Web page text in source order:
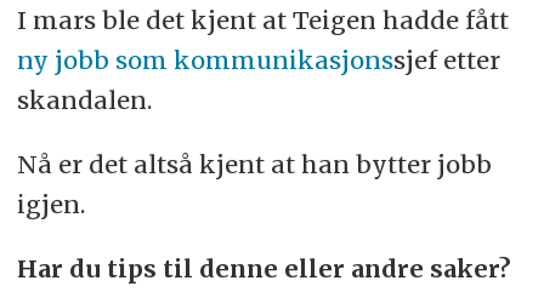
I mars ble det kjent at Teigen hadde fått
ny jobb som kommunikasjonssjef etter
skandalen.
Nå er det altså kjent at han bytter jobb
igjen.
Har du tips til denne eller andre saker?